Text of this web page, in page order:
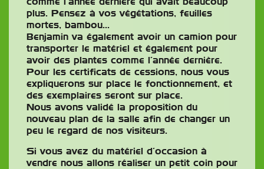
plus. Pensez à vos végétations, feuilles
mortes, bambou…
Benjamin va également avoir un camion pour
transporter le matériel et également pour
avoir des plantes comme l’année dernière.
Pour les certificats de cessions, nous vous
expliquerons sur place le fonctionnement, et
des exemplaires seront sur place.
Nous avons validé la proposition du
nouveau plan de la salle afin de changer un
peu le regard de nos visiteurs.
Si vous avez du matériel d’occasion à
vendre nous allons réaliser un petit coin pour